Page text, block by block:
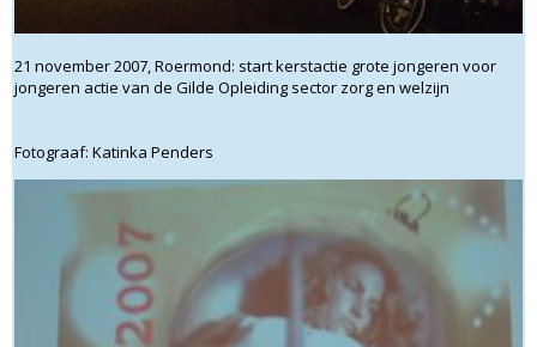
21 november 2007, Roermond: start kerstactie grote jongeren voor
jongeren actie van de Gilde Opleiding sector zorg en welzijn
Fotograaf: Katinka Penders